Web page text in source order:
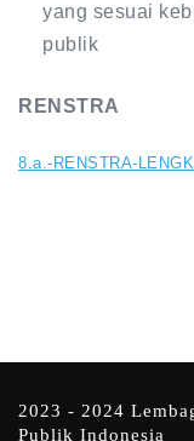
yang sesuai
publik
RENSTRA
8.a.-RENSTRA-
2023 - 2024
Publik Indonesia